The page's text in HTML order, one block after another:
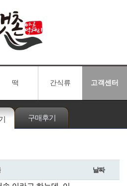
떡 간식류 고객센터
구매후기
날짜